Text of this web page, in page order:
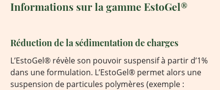
Informations sur la gamme EstoGel®
Réduction de la sédimentation de charges
L’EstoGel® révèle son pouvoir suspensif à partir d’1%
dans une formulation. L’EstoGel® permet alors une
suspension de particules polymères (exemple :